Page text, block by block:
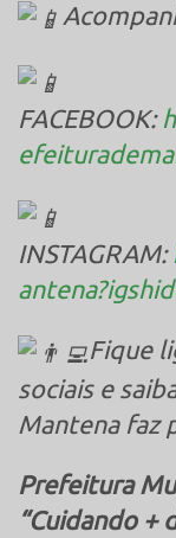
FACEBOOK:
INSTAGRAM:
Fique
sociais e
Mantena faz
Prefeitura
“Cuidando +